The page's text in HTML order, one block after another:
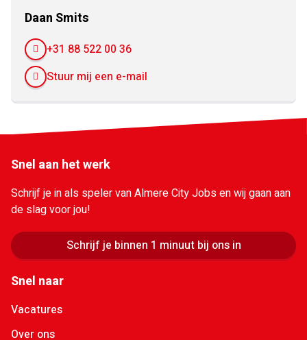
Daan Smits
+31 88 522 00 36
Stuur mij een e-mail
Snel aan het werk
Schrijf je in als speler van Almere City Jobs en wij gaan aan
de slag voor jou!
Schrijf je binnen 1 minuut bij ons in
Snel naar
Vacatures
Over ons